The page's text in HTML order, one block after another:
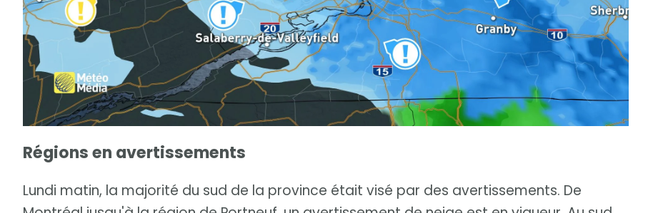
Régions en avertissements
Lundi matin, la majorité du sud de la province était visé par des avertissements. De